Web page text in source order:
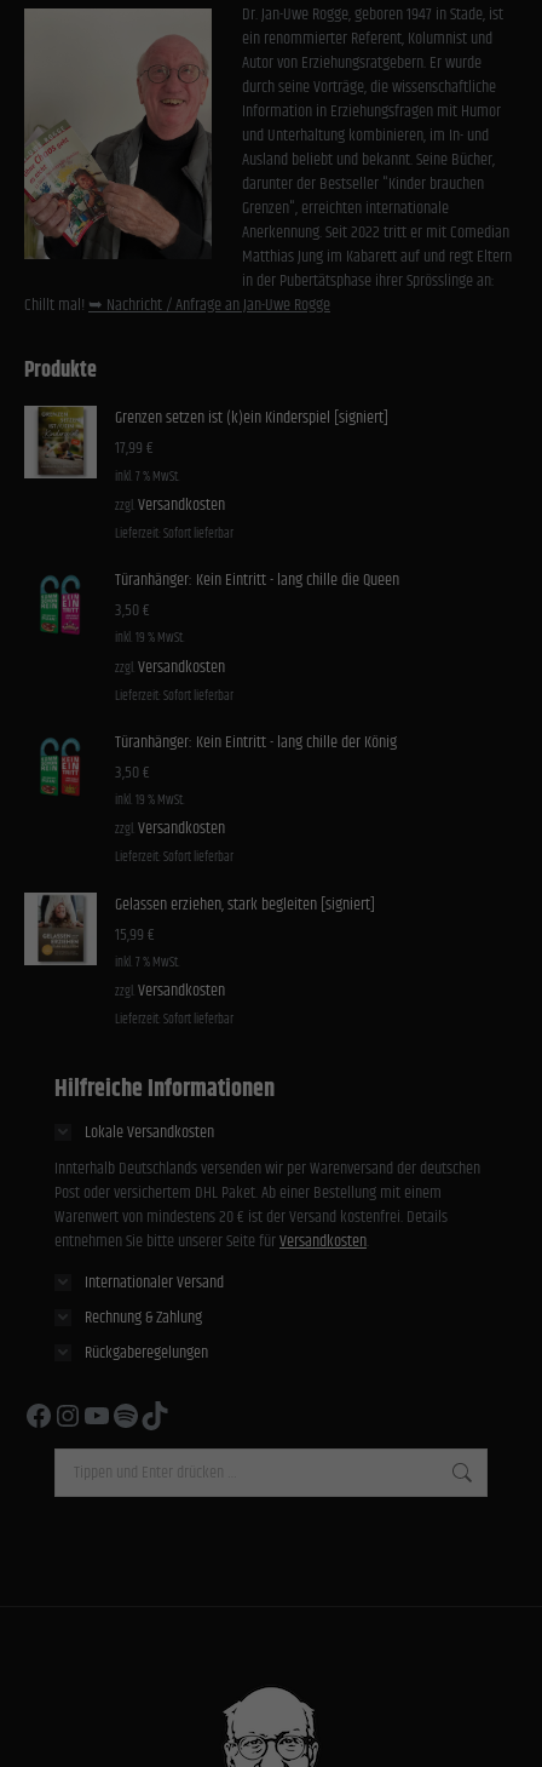
Dr. Jan-Uwe Rogge, geboren 1947 in Stade, ist
ein renommierter Referent, Kolumnist und
Autor von Erziehungsratgebern. Er wurde
durch seine Vorträge, die wissenschaftliche
Information in Erziehungsfragen mit Humor
und Unterhaltung kombinieren, im In- und
Ausland beliebt und bekannt. Seine Bücher,
darunter der Bestseller "Kinder brauchen
Grenzen", erreichten internationale
Anerkennung. Seit 2022 tritt er mit Comedian
Matthias Jung im Kabarett auf und regt Eltern
in der Pubertätsphase ihrer Sprösslinge an:
Chillt mal!➥ Nachricht / Anfrage an Jan-Uwe Rogge
Produkte
Grenzen setzen ist (k)ein Kinderspiel [signiert]
17,99€
inkl. 7 % MwSt.
zzgl. Versandkosten
Lieferzeit: Sofort lieferbar
Türanhänger: Kein Eintritt - lang chille die Queen
3,50€
inkl. 19 % MwSt.
zzgl. Versandkosten
Lieferzeit: Sofort lieferbar
Türanhänger: Kein Eintritt - lang chille der König
3,50€
inkl. 19 % MwSt.
zzgl. Versandkosten
Lieferzeit: Sofort lieferbar
Gelassen erziehen, stark begleiten [signiert]
15,99€
inkl. 7 % MwSt.
zzgl. Versandkosten
Lieferzeit: Sofort lieferbar
Hilfreiche Informationen
Lokale Versandkosten
Innterhalb Deutschlands versenden wir per Warenversand der deutschen
Post oder versichertem DHL Paket. Ab einer Bestellung mit einem
Warenwert von mindestens 20 € ist der Versand kostenfrei. Details
entnehmen Sie bitte unserer Seite fürVersandkosten.
Internationaler Versand
Rechnung & Zahlung
Rückgaberegelungen
Facebook
Instagram
YouTube
Spotify
TikTok